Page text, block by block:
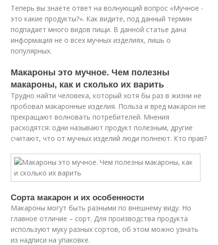
Теперь вы знаете ответ на волнующий вопрос «Мучное -
это какие продукты?». Как видите, под данный термин
подпадает много видов пищи. В данной статье дана
информация не о всех мучных изделиях, лишь о
популярных.
Макароны это мучное. Чем полезны
макароны, как и сколько их варить
Трудно найти человека, который хотя бы раз в жизни не
пробовал макаронные изделия. Польза и вред макарон не
прекращают волновать потребителей. Мнения
расходятся: одни называют продукт полезным, другие
считают, что от мучных изделий люди полнеют. Кто прав?
Сорта макарон и их особенности
Макароны могут быть разными по внешнему виду. Но
главное отличие – сорт. Для производства продукта
используют муку разных сортов, об этом можно узнать
из надписи на упаковке.